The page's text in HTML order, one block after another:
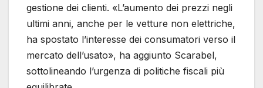
gestione dei clienti. «L’aumento dei prezzi negli
ultimi anni, anche per le vetture non elettriche,
ha spostato l’interesse dei consumatori verso il
mercato dell’usato», ha aggiunto Scarabel,
sottolineando l’urgenza di politiche fiscali più